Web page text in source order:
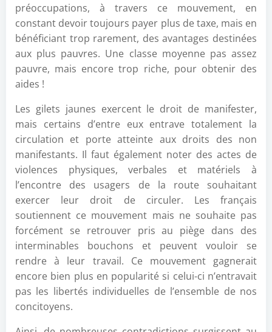
préoccupations, à travers ce mouvement, en
constant devoir toujours payer plus de taxe, mais en
bénéficiant trop rarement, des avantages destinées
aux plus pauvres. Une classe moyenne pas assez
pauvre, mais encore trop riche, pour obtenir des
aides !
Les gilets jaunes exercent le droit de manifester,
mais certains d’entre eux entrave totalement la
circulation et porte atteinte aux droits des non
manifestants. Il faut également noter des actes de
violences physiques, verbales et matériels à
l’encontre des usagers de la route souhaitant
exercer leur droit de circuler. Les français
soutiennent ce mouvement mais ne souhaite pas
forcément se retrouver pris au piège dans des
interminables bouchons et peuvent vouloir se
rendre à leur travail. Ce mouvement gagnerait
encore bien plus en popularité si celui-ci n’entravait
pas les libertés individuelles de l’ensemble de nos
concitoyens.